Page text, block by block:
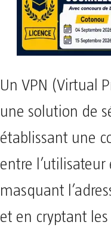
Un VPN (Virtual
une solution de
établissant une
entre
masquant
et en cryptant